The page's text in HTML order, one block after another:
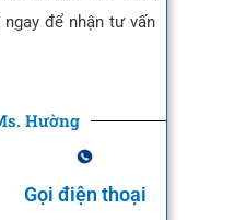
để nhận tư vấn
Hường
Gọi điện thoại